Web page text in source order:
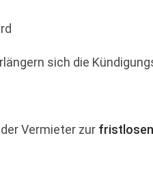
sich die
Vermieter zur